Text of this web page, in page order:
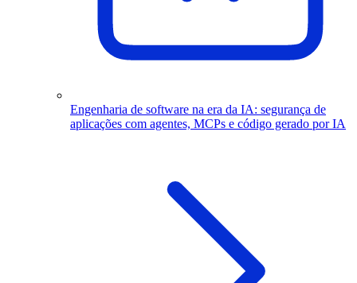
Engenharia de software na era da IA: segurança de
aplicações com agentes, MCPs e código gerado por IA